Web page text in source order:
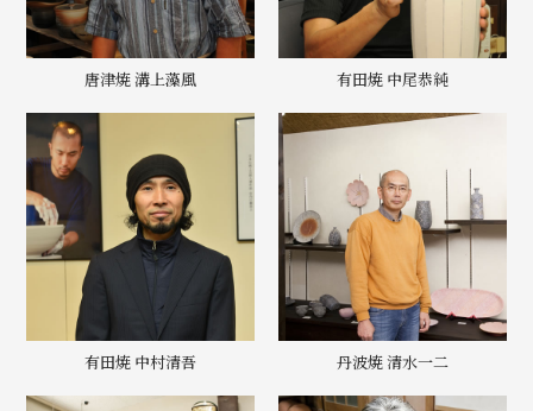
唐津焼 溝上藻風 有田焼 中尾恭純
有田焼 中村清吾 丹波焼 清水一二